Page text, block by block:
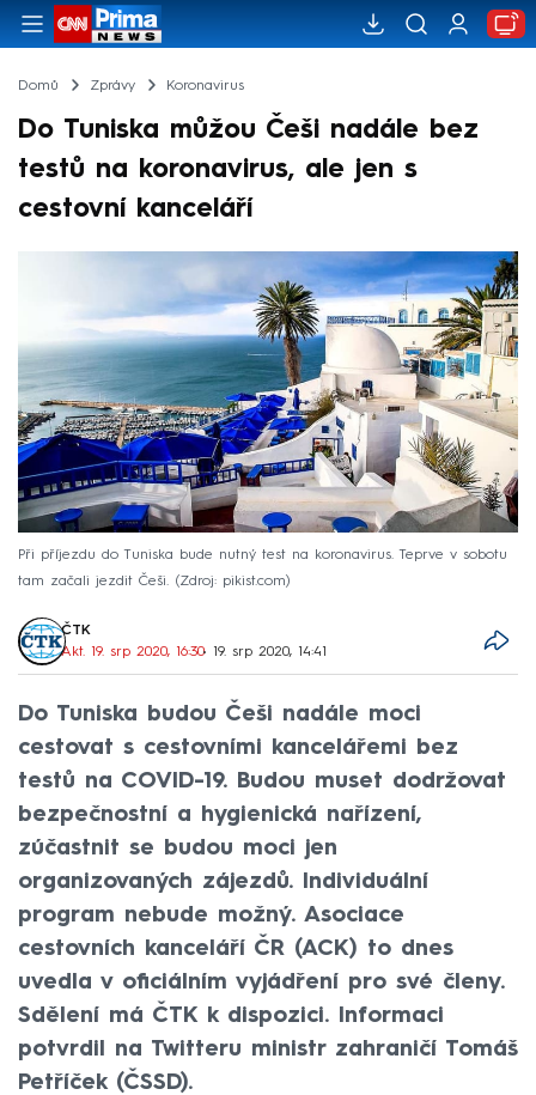
Domů Zprávy Koronavirus
Do Tuniska můžou Češi nadále bez
testů na koronavirus, ale jen s
cestovní kanceláří
Při příjezdu do Tuniska bude nutný test na koronavirus. Teprve v sobotu
tam začali jezdit Češi.
Zdroj: pikist.com
ČTK
Akt. 19. srp 2020, 16:30• 19. srp 2020, 14:41
Do Tuniska budou Češi nadále moci
cestovat s cestovními kancelářemi bez
testů na COVID-19. Budou muset dodržovat
bezpečnostní a hygienická nařízení,
zúčastnit se budou moci jen
organizovaných zájezdů. Individuální
program nebude možný. Asociace
cestovních kanceláří ČR (ACK) to dnes
uvedla v oficiálním vyjádření pro své členy.
Sdělení má ČTK k dispozici. Informaci
potvrdil na Twitteru ministr zahraničí Tomáš
Petříček (ČSSD).